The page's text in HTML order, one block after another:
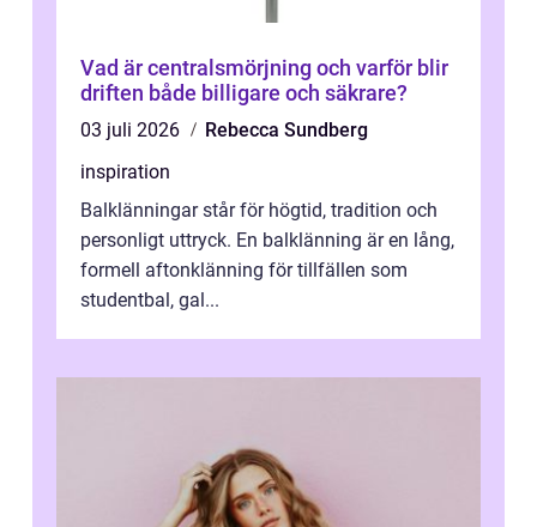
Vad är centralsmörjning och varför blir
driften både billigare och säkrare?
03 juli 2026
Rebecca Sundberg
inspiration
Balklänningar står för högtid, tradition och
personligt uttryck. En balklänning är en lång,
formell aftonklänning för tillfällen som
studentbal, gal...